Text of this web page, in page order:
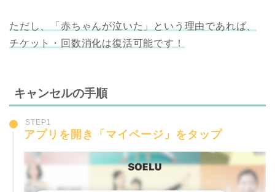
ただし、「赤ちゃんが泣いた」という理由であれば、
チケット・回数消化は復活可能です！
キャンセルの手順
STEP1
アプリを開き「マイページ」をタップ